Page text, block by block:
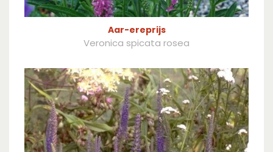
Aar-ereprijs
Veronica spicata rosea